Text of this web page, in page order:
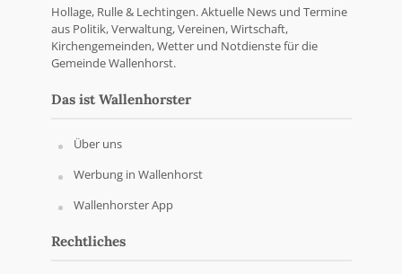
Hollage, Rulle & Lechtingen. Aktuelle News und Termine
aus Politik, Verwaltung, Vereinen, Wirtschaft,
Kirchengemeinden, Wetter und Notdienste für die
Gemeinde Wallenhorst.
Das ist Wallenhorster
Über uns
Werbung in Wallenhorst
Wallenhorster App
Rechtliches